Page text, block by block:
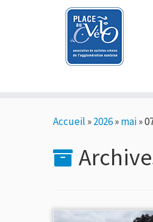
Accueil »2026»mai»